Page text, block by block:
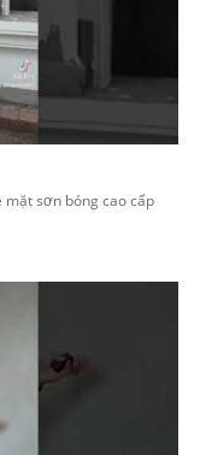
sơn bóng cao cấp